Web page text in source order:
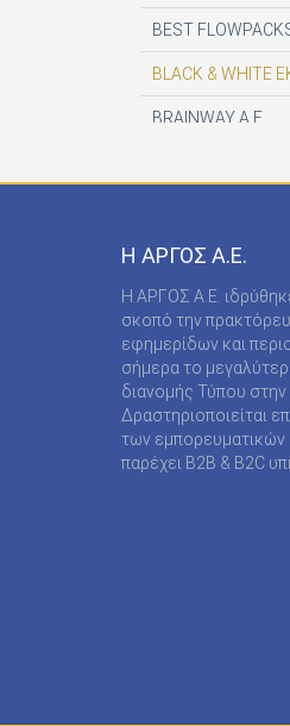
BEST
BLACK & WHITE
BRAINWAY A.E
DE AGOSTINI
DIGITAL CONTENT
DIGITAL MEDIA
ΑΛΛΟΔΑΠΗΣ
DOCUMENTO
EK
Η ΑΡΓΟΣ A.E.
Η ΑΡΓΟΣ A.E.
σκοπό την
εφημερίδων και
σήμερα το
διανομής Τύπου στην
Δραστηριοποιείται
των εμπορευματικών
παρέχει B2B & B2C